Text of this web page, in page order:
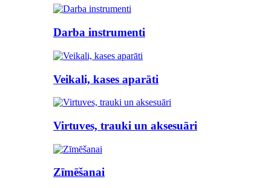
Darba instrumenti
Veikali, kases aparāti
Virtuves, trauki un aksesuāri
Zīmēšanai